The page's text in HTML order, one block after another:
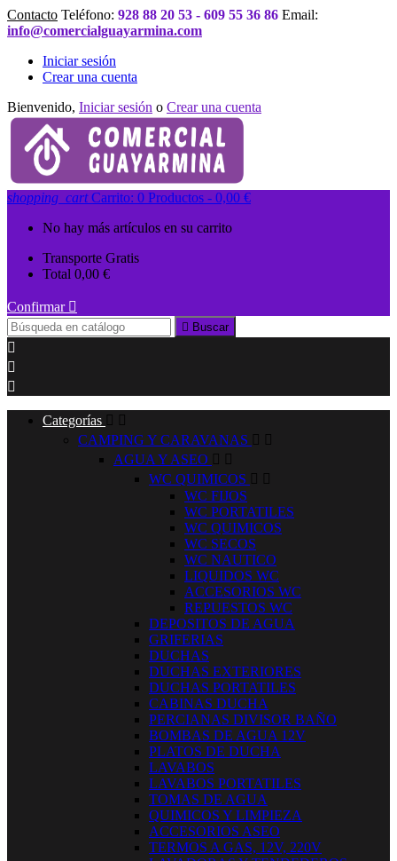
Contacto Teléfono: 928 88 20 53 - 609 55 36 86 Email:
info@comercialguayarmina.com
Iniciar sesión
Crear una cuenta
Bienvenido, Iniciar sesión o Crear una cuenta
shopping_cart Carrito: 0 Productos - 0,00 €
No hay más artículos en su carrito
Transporte Gratis
Total 0,00 €
Confirmar 
 Buscar



Categorías  
CAMPING Y CARAVANAS  
AGUA Y ASEO  
WC QUIMICOS  
WC FIJOS
WC PORTATILES
WC QUIMICOS
WC SECOS
WC NAUTICO
LIQUIDOS WC
ACCESORIOS WC
REPUESTOS WC
DEPOSITOS DE AGUA
GRIFERIAS
DUCHAS
DUCHAS EXTERIORES
DUCHAS PORTATILES
CABINAS DUCHA
PERCIANAS DIVISOR BAÑO
BOMBAS DE AGUA 12V
PLATOS DE DUCHA
LAVABOS
LAVABOS PORTATILES
TOMAS DE AGUA
QUIMICOS Y LIMPIEZA
ACCESORIOS ASEO
TERMOS A GAS, 12V, 220V